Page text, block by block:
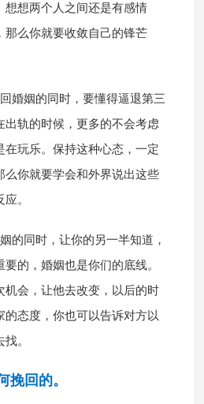
想想两个人之间还是有感情
那么你就要收敛自己的锋芒
姻的同时，要懂得逼退第三
出轨的时候，更多的不会考虑
在玩乐。保持这种心态，一定
么你就要学会和外界说出这些
。
同时，让你的另一半知道，
的，婚姻也是你们的底线。
机会，让他去改变，以后的时
的态度，你也可以告诉对方以
。
挽回的。